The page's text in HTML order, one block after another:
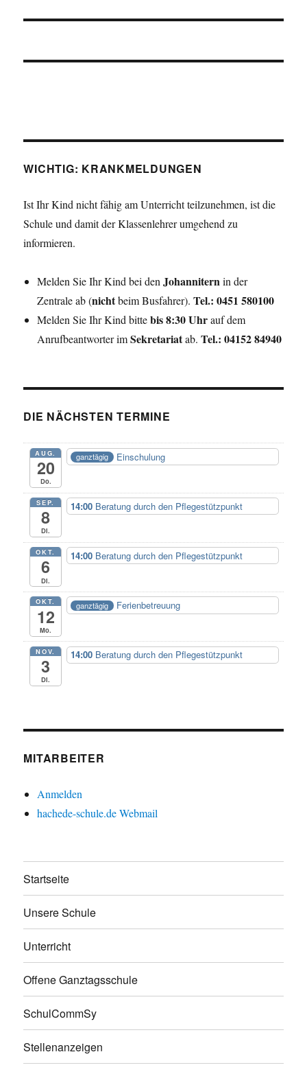
WICHTIG: KRANKMELDUNGEN
Ist Ihr Kind nicht fähig am Unterricht teilzunehmen, ist die
Schule und damit der Klassenlehrer umgehend zu
informieren.
Melden Sie Ihr Kind bei denJohanniternin der
Zentrale ab (nichtbeim Busfahrer).Tel.: 0451 580100
Melden Sie Ihr Kind bittebis 8:30 Uhrauf dem
Anrufbeantworter imSekretariatab.Tel.: 04152 84940
DIE NÄCHSTEN TERMINE
AUG.
20
Do.
ganztägig Einschulung
SEP.
8
Di.
14:00 Beratung durch den Pflegestützpunkt
OKT.
6
Di.
14:00 Beratung durch den Pflegestützpunkt
OKT.
12
Mo.
ganztägig Ferienbetreuung
NOV.
3
Di.
14:00 Beratung durch den Pflegestützpunkt
MITARBEITER
Anmelden
hachede-schule.de Webmail
Startseite
Unsere Schule
Unterricht
Offene Ganztagsschule
SchulCommSy
Stellenanzeigen